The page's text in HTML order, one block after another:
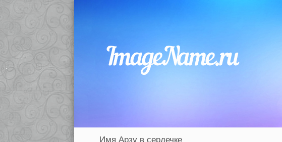
Имя Арзу в сердечке